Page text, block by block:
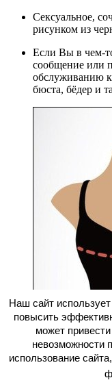
Сексуальное,
рисунком из
Если Вы в чем-
сообщение или
обслуживанию
бюста, бёдер и
Наш сайт
повысить
может
невозможности
использование